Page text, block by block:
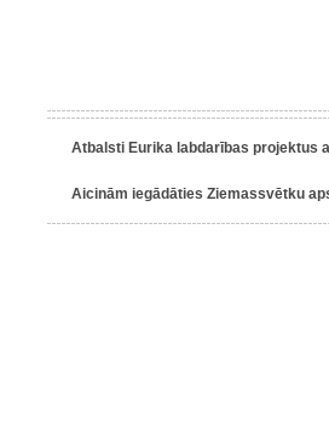
Atbalsti Eurika labdarības projektus
Aicinām iegādāties Ziemassvētku